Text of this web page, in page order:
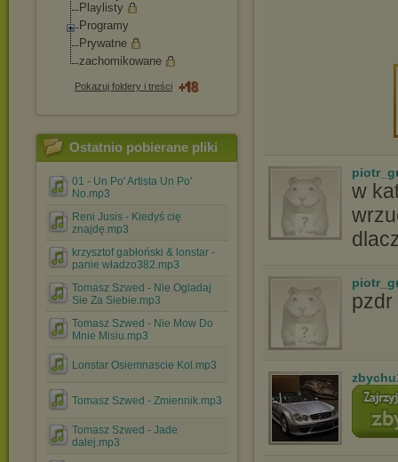
Playlisty
Programy
Prywatne
zachomikowane
Pokazuj foldery i treści
Ostatnio pobierane pliki
01 - Un Po' Artista Un Po'
No.mp3
Reni Jusis - Kiedyś cię
znajdę.mp3
krzysztof gabłoński & lonstar -
panie władzo382.mp3
Tomasz Szwed - Nie Ogladaj
Sie Za Siebie.mp3
Tomasz Szwed - Nie Mow Do
Mnie Misiu.mp3
Lonstar Osiemnascie Kol.mp3
Tomasz Szwed - Zmiennik.mp3
Tomasz Szwed - Jade
dalej.mp3
w
pzdr